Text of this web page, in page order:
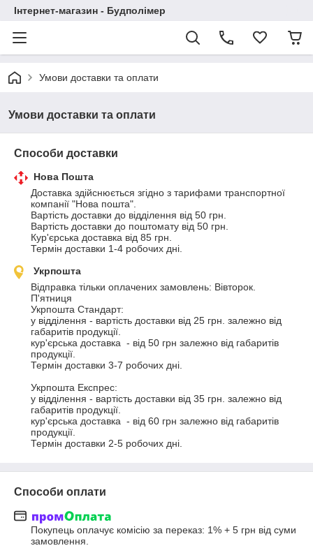
Інтернет-магазин - Будполімер
Умови доставки та оплати
Умови доставки та оплати
Способи доставки
Нова Пошта
Доставка здійснюється згідно з тарифами транспортної
компанії "Нова пошта".
Вартість доставки до відділення від 50 грн.
Вартість доставки до поштомату від 50 грн.
Кур'єрська доставка від 85 грн.
Термін доставки 1-4 робочих дні.
Укрпошта
Відправка тільки оплачених замовлень: Вівторок.
П'ятниця
Укрпошта Стандарт:
у відділення - вартість доставки від 25 грн. залежно від
габаритів продукції.
кур'єрська доставка  - від 50 грн залежно від габаритів
продукції.
Термін доставки 3-7 робочих дні.
Укрпошта Експрес:
у відділення - вартість доставки від 35 грн. залежно від
габаритів продукції.
кур'єрська доставка  - від 60 грн залежно від габаритів
продукції.
Термін доставки 2-5 робочих дні.
Способи оплати
Покупець оплачує комісію за переказ: 1% + 5 грн від суми
замовлення.